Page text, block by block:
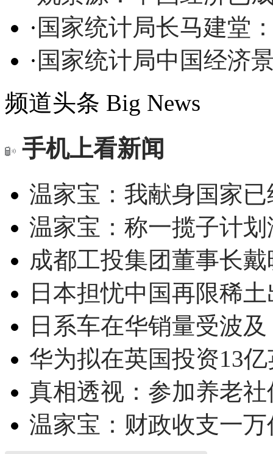
· 国家统计局长马建堂
· 国家统计局中国经济
频道头条 Big News
手机上看新闻
温家宝：我献身国家
温家宝：称一揽子计
成都工投集团董事长
日本担忧中国再限稀
日系车在华销量受波
华为拟在英国投资13
真相透视：参加养老
温家宝：财政收支一